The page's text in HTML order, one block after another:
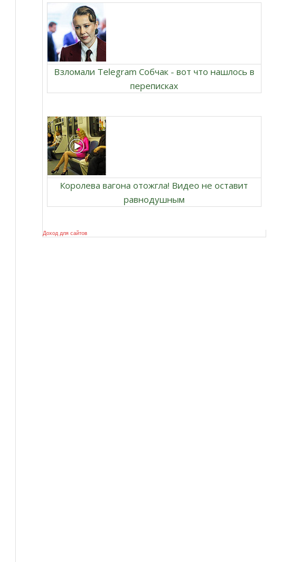
Взломали Telegram Собчак - вот что нашлось в
переписках
Королева вагона отожгла! Видео не оставит
равнодушным
Доход для сайтов